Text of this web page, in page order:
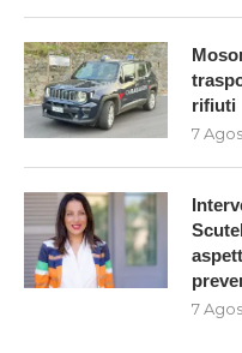
rifiuti
7
7